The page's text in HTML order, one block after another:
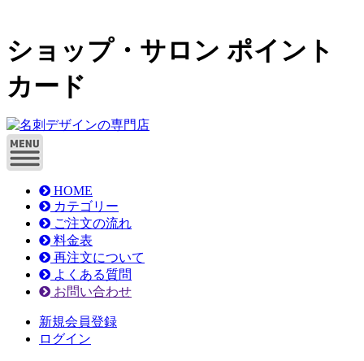
ショップ・サロン ポイント
カード
HOME
カテゴリー
ご注文の流れ
料金表
再注文について
よくある質問
お問い合わせ
新規会員登録
ログイン